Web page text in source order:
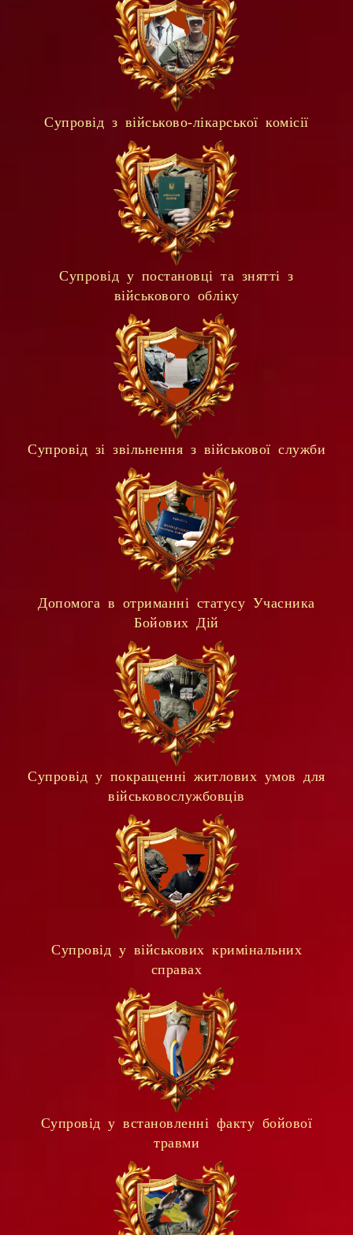
Супровід з військово-лікарської комісії
Cупровід у постановці та знятті з
військового обліку
Супровід зі звільнення з військової служби
Допомога в отриманні статусу Учасника
Бойових Дій
Супровід у покращенні житлових умов для
військовослужбовців
Супровід у військових кримінальних
справах
Супровід у встановленні факту бойової
травми